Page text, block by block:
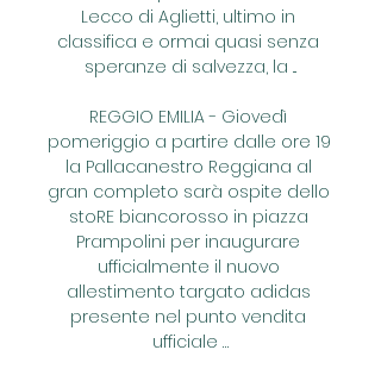
Lecco di Aglietti, ultimo in
classifica e ormai quasi senza
speranze di salvezza, la ...
REGGIO EMILIA - Giovedì
pomeriggio a partire dalle ore 19
la Pallacanestro Reggiana al
gran completo sarà ospite dello
stoRE biancorosso in piazza
Prampolini per inaugurare
ufficialmente il nuovo
allestimento targato adidas
presente nel punto vendita
ufficiale …